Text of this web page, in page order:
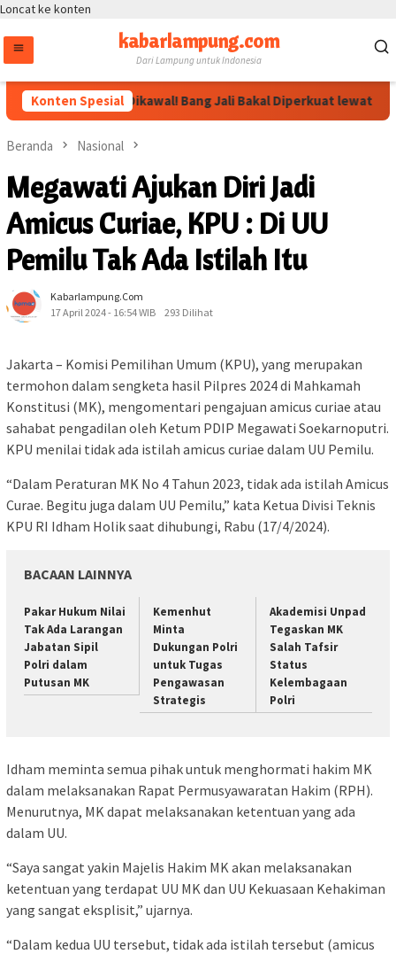
Loncat ke konten
kabarlampung.com
Dari Lampung untuk Indonesia
Konten Spesial
Megawati Dikawal! Bang Jali Bakal Diperkuat lewat Pojok
Beranda Nasional
Megawati Ajukan Diri Jadi
Amicus Curiae, KPU : Di UU
Pemilu Tak Ada Istilah Itu
Kabarlampung.com
17 April 2024 - 16:54 WIB
293 Dilihat
Jakarta – Komisi Pemilihan Umum (KPU), yang merupakan
termohon dalam sengketa hasil Pilpres 2024 di Mahkamah
Konstitusi (MK), mengomentari pengajuan amicus curiae atau
sahabat pengadilan oleh Ketum PDIP Megawati Soekarnoputri.
KPU menilai tidak ada istilah amicus curiae dalam UU Pemilu.
“Dalam Peraturan MK No 4 Tahun 2023, tidak ada istilah Amicus
Curae. Begitu juga dalam UU Pemilu,” kata Ketua Divisi Teknis
KPU RI Idham Holik saat dihubungi, Rabu (17/4/2024).
BACAAN LAINNYA
Pakar Hukum Nilai
Tak Ada Larangan
Jabatan Sipil
Polri dalam
Putusan MK
Kemenhut
Minta
Dukungan Polri
untuk Tugas
Pengawasan
Strategis
Akademisi Unpad
Tegaskan MK
Salah Tafsir
Status
Kelembagaan
Polri
Idham meminta semua pihak untuk menghormati hakim MK
dalam melaksanakan Rapat Permusyawaratan Hakim (RPH).
Menurutnya, MK dapat melaksanakan ketentuan yang ada
dalam UU.
“Saya sangat yakin Majelis Hakim MK akan melaksanakan
ketentuan yang terdapat UU MK dan UU Kekuasaan Kehakiman
yang sangat eksplisit,” ujarnya.
“Dalam kedua UU tersebut, tidak ada istilah tersebut (amicus